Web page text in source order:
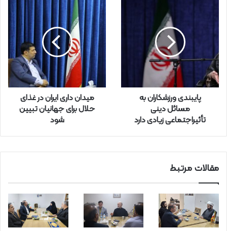
د
ا
و
ا
ر
پایبندی ورزشکاران به
مسائل دینی
تأثیراجتماعی زیادی دارد
میدان داری ایران در غذای
حلال برای جهانیان تبیین
شود
مقالات مرتبط